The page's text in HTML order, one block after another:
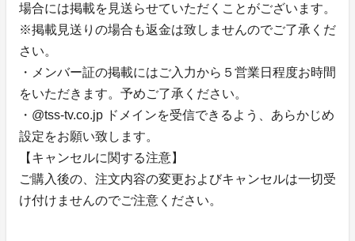
場合には掲載を見送らせていただくことがございます。
※掲載見送りの場合も返金は致しませんのでご了承くだ
さい。
・メンバー証の掲載にはご入力から５営業日程度お時間
をいただきます。予めご了承ください。
・@tss-tv.co.jp ドメインを受信できるよう、あらかじめ
設定をお願い致します。
【キャンセルに関する注意】
ご購入後の、注文内容の変更およびキャンセルは一切受
け付けませんのでご注意ください。